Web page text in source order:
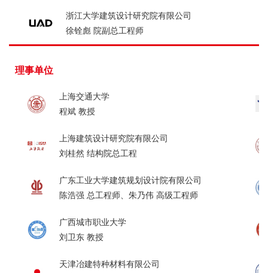
浙江大学建筑设计研究院有限公司
徐铨彪 院副总工程师
理事单位
上海交通大学
程斌 教授
上海建筑设计研究院有限公司
刘桂然 结构院总工程
广东工业大学建筑规划设计院有限公司
陈浩强 总工程师、朱乃伟 高级工程师
广西城市职业大学
刘卫东 教授
天津冶建特种材料有限公司